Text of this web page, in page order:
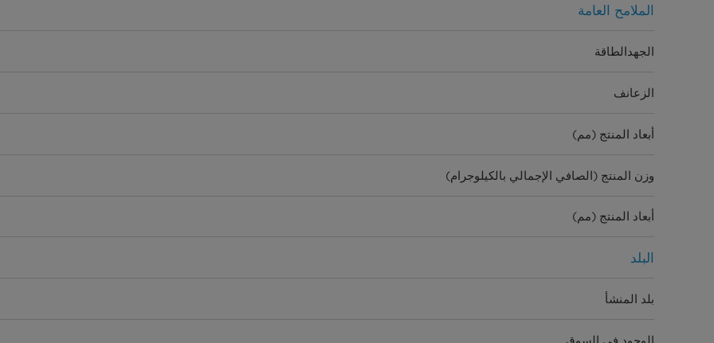
الملامح العامة
الجهدالطاقة
الزعانف
أبعاد المنتج (مم)
وزن المنتج (الصافي الإجمالي بالكيلوجرام)
أبعاد المنتج (مم)
البلد
بلد المنشأ